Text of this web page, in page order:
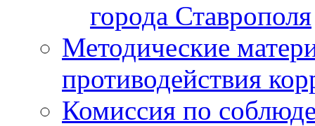
города Ставрополя
Методические
противодействия
Комиссия по